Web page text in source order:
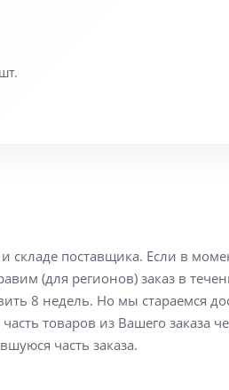
складе поставщика. Если в
(для регионов) заказ в
8 недель. Но мы стараемся
товаров из Вашего
часть заказа.